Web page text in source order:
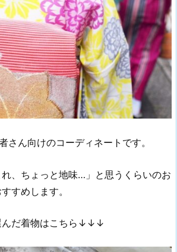
さん向けのコーディネートです。
、ちょっと地味…」と思うくらいのお
すめします。
んだ着物はこちら↓↓↓